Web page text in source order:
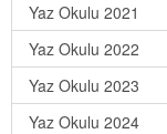
Yaz Okulu 2021
Yaz Okulu 2022
Yaz Okulu 2023
Yaz Okulu 2024